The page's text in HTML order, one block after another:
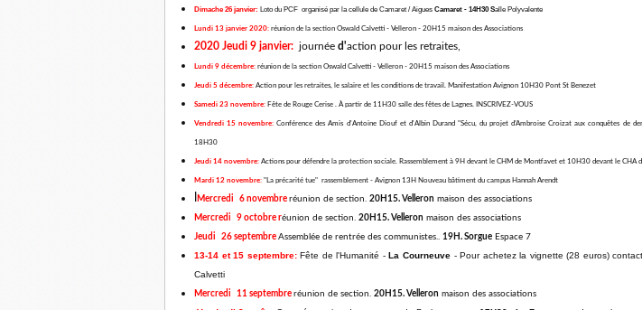
Dimache 26 janvier: Loto du PCF organisé par la cellule de Camaret / Aigues Camaret - 14H30 Salle Polyvalente
Lundi 13 janvier 2020: réunion de la section Oswald Calvetti - Velleron - 20H15 maison des Associations
2020 Jeudi 9 janvier: journée d'action pour les retraites, ​​​​​​​
Lundi 9 décembre: réunion de la section Oswald Calvetti - Velleron - 20H15 maison des Associations
Jeudi 5 décembre: Action pour les retraites, le salaire et les conditions de travail. Manifestation Avignon 10H30 Pont St Benezet
Samedi 23 novembre: Fête de Rouge Cerise . À partir de 11H30 salle des fêtes de Lagnes. INSCRIVEZ-VOUS
Vendredi 15 novembre:Conférence des Amis d'Antoine Diouf et d'Albin Durand "Sécu, du projet d’Ambroise Croizat aux conquêtes de
18H30
Jeudi 14 novembre: Actions pour défendre la protection sociale. Rassemblement à 9H devant le CHM de Montfavet et 10H30 devant le CHA
Mardi 12 novembre: "La précarité tue" rassemblement - Avignon 13H Nouveau bâtiment du campus Hannah Arendt
Mercredi 6 novembre réunion de section. 20H15. Velleron maison des associations
Mercredi 9 octobre réunion de section. 20H15. Velleron maison des associations
Jeudi 26 septembre Assemblée de rentrée des communistes.. 19H. Sorgue Espace 7
13-14 et 15 septembre:Fête de l'Humanité -La Courneuve- Pour achetez la vignette (28 euros)
Calvetti
Mercredi 11 septembre réunion de section. 20H15. Velleron maison des associations